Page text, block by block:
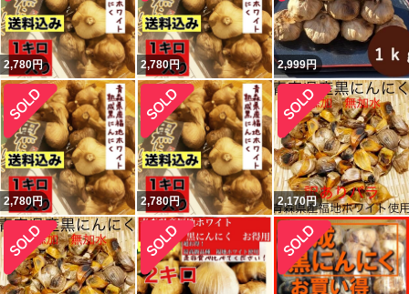
2,780円 2,780円 2,999円
2,780円 2,780円 2,170円